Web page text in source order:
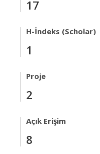
17
H-İndeks (Scholar)
1
Proje
2
Açık Erişim
8